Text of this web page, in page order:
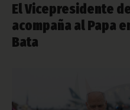
El Vicepresidente
acompaña al Papa
Bata